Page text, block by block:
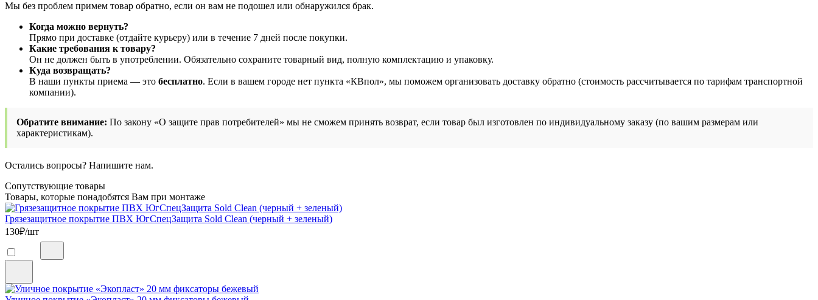
Мы без проблем примем товар обратно, если он вам не подошел или обнаружился брак.
Когда можно вернуть?
Прямо при доставке (отдайте курьеру) или в течение 7 дней после покупки.
Какие требования к товару?
Он не должен быть в употреблении. Обязательно сохраните товарный вид, полную комплектацию и упаковку.
Куда возвращать?
В наши пункты приема — это бесплатно. Если в вашем городе нет пункта «КВпол», мы поможем организовать доставку обратно (стоимость рассчитывается по тарифам транспортной
компании).
Обратите внимание: По закону «О защите прав потребителей» мы не сможем принять возврат, если товар был изготовлен по индивидуальному заказу (по вашим размерам или
характеристикам).
Остались вопросы? Напишите нам.
Сопутствующие товары
Товары, которые понадобятся Вам при монтаже
Грязезащитное покрытие ПВХ ЮгСпецЗащита Sold Clean (черный + зеленый)
130₽/шт